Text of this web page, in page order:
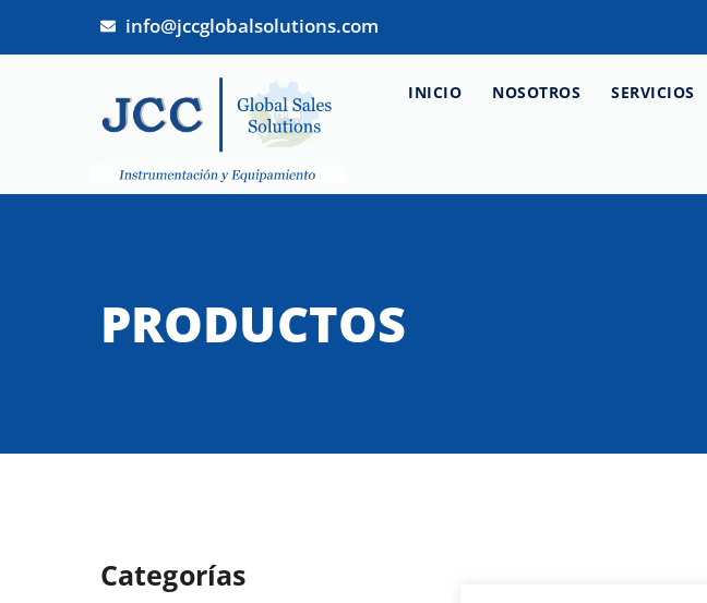
info@jccglobalsolutions.com
INICIO NOSOTROS SERVICIOS
PRODUCTOS
Categorías